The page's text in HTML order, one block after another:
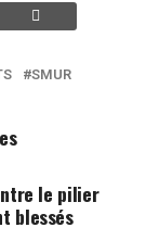
SMUR
le pilier
blessés